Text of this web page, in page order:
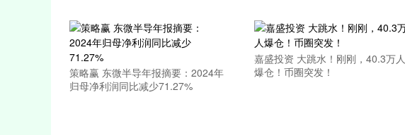
策略赢 东微半导年报摘要：2024年
归母净利润同比减少71.27%
嘉盛投资 大跳水！刚刚，40.3万人
爆仓！币圈突发！